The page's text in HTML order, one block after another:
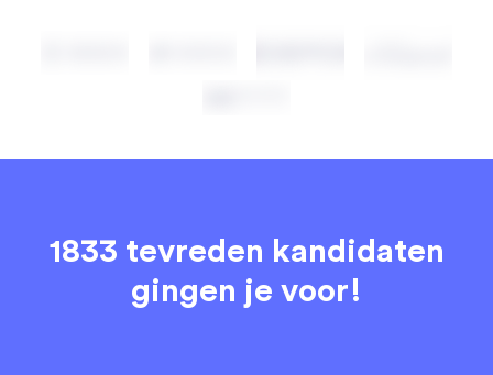
1833 tevreden kandidaten
gingen je voor!